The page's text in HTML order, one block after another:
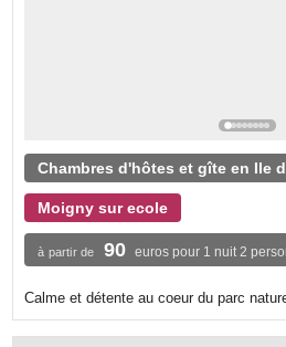
Chambres d'hôtes et gîte en Ile
Moigny sur ecole
à partir de 90 euros pour 1 nuit 2
Calme et détente au coeur du parc